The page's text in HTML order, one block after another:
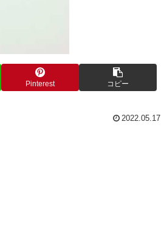
Pinterest コピー
2022.05.17